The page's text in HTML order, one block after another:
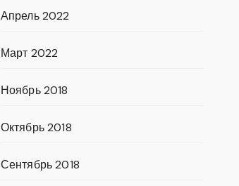
Апрель 2022
Март 2022
Ноябрь 2018
Октябрь 2018
Сентябрь 2018